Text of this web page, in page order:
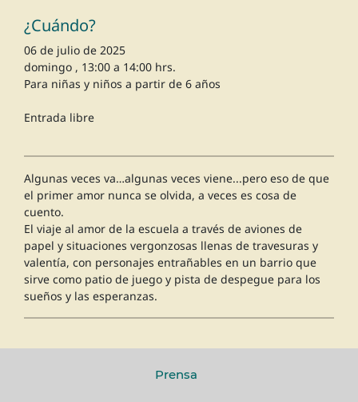
¿Cuándo?
06 de julio de 2025
domingo , 13:00 a 14:00 hrs.
Para niñas y niños a partir de 6 años
Entrada libre
Algunas veces va…algunas veces viene...pero eso de que
el primer amor nunca se olvida, a veces es cosa de
cuento.
El viaje al amor de la escuela a través de aviones de
papel y situaciones vergonzosas llenas de travesuras y
valentía, con personajes entrañables en un barrio que
sirve como patio de juego y pista de despegue para los
sueños y las esperanzas.
Prensa